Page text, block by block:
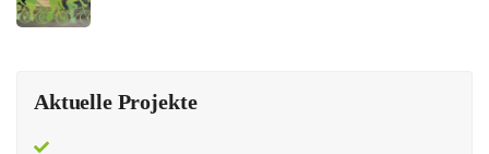
Aktuelle Projekte